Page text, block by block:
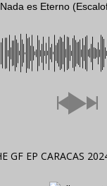
Nada es Eterno